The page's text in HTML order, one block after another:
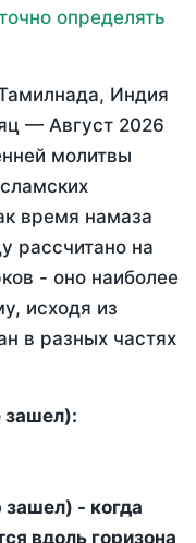
определять
Индия
— Август 2026
молитвы
время намаза
рассчитано на
- оно наиболее
исходя из
в разных частях
зашел):
- когда
вдоль горизона